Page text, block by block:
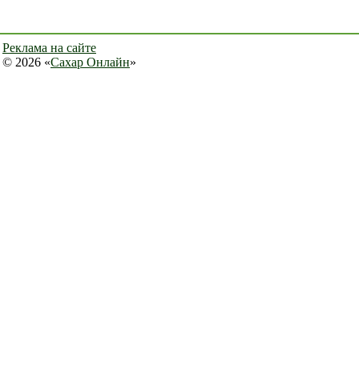
Реклама на сайте
© 2026 «Сахар Онлайн»